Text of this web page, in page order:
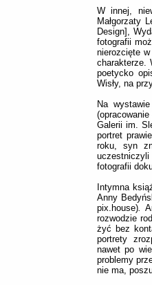
W innej,
Małgorzaty
Design],
fotografii
nierozcięte
charakterze.
poetycko
Wisły, na
Na
Galerii im.
portret
roku, syn
fotografii
Intymna
Anny
pix.house).
rozwodzie
żyć bez
portrety
nawet po
problemy
nie ma,